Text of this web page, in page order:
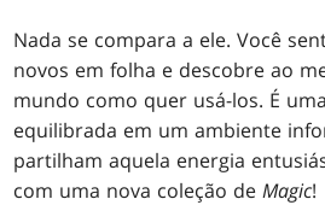
Nada se compara a ele. Você
novos em folha e descobre ao
mundo como quer usá-los. É
equilibrada em um ambiente
partilham aquela energia
com uma nova coleção deMagic!